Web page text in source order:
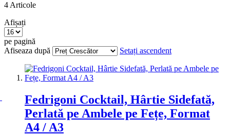
4 Articole
Afișați
pe pagină
Afiseaza după
Setați ascendent
Fedrigoni Cocktail, Hârtie Sidefată,
Perlată pe Ambele pe Fețe, Format
A4 / A3